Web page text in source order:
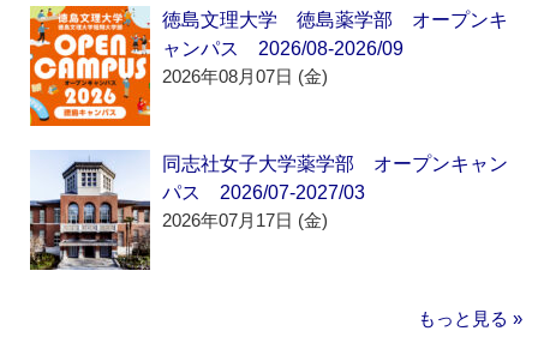
徳島文理大学 徳島薬学部 オープンキ
ャンパス 2026/08-2026/09
2026年08月07日 (金)
同志社女子大学薬学部 オープンキャン
パス 2026/07-2027/03
2026年07月17日 (金)
もっと見る »